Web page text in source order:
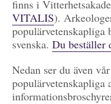
finns i
VITALIS).
populärvetenskapliga
svenska. Du beställer
Nedan ser du även
populärvetenskapliga